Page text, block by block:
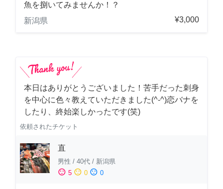
魚を捌いてみませんか！？
新潟県
¥3,000
本日はありがとうございました！苦手だった刺身
を中心に色々教えていただきました(^-^)恋バナを
したり、終始楽しかったです(笑)
依頼されたチケット
直
男性 / 40代 / 新潟県
sentiment_satisfied 5 sentiment_neutral 0 sentiment_dissatisfied 0